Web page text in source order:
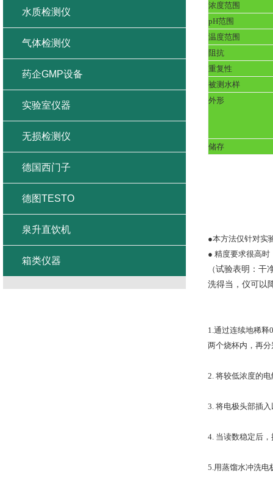
浓度范围
pH范围
温度范围
阻抗
重复性
被测水样
外形
储存
●本方法仅针对实
● 精度要求很高时
（试验表明：干
洗得当，仪可以
1.通过连续地稀释
两个烧杯内，再分
2. 将较低浓度的
3. 将电极头部插
4. 当读数稳定后
5.用蒸馏水冲洗电
水质检测仪
气体检测仪
药企GMP设备
实验室仪器
无损检测仪
德国西门子
德图TESTO
泉升直饮机
箱类仪器